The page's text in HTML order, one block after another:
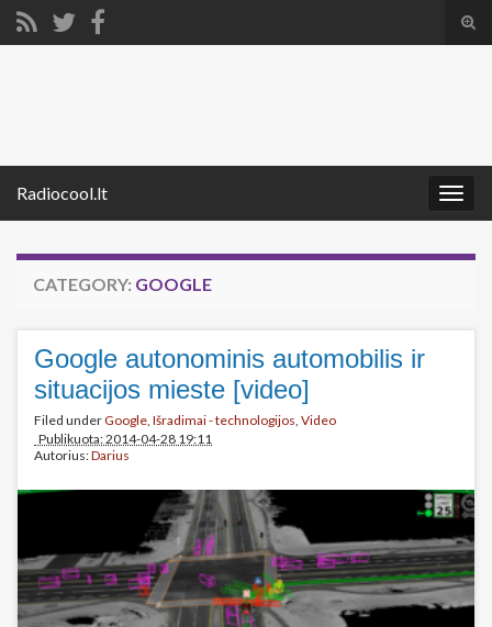
Radiocool.lt
CATEGORY: GOOGLE
Google autonominis automobilis ir
situacijos mieste [video]
Filed underGoogle, Išradimai - technologijos, Video
Publikuota: 2014-04-28 19:11
Autorius:Darius